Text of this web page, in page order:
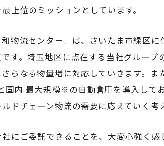
上位のミッションとしています。
物流センター」は、さいたま市緑区
す。埼玉地区に点在する当社グルー
らなる物量増に対応していきます。
国内 最大規模※の自動倉庫を導入して
ドチェーン物流の需要に応えていく考
にご委託できることを、大変心強く